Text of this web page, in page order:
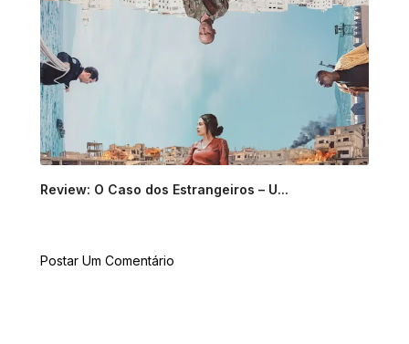
Review: O Caso dos Estrangeiros – U...
Postar Um Comentário